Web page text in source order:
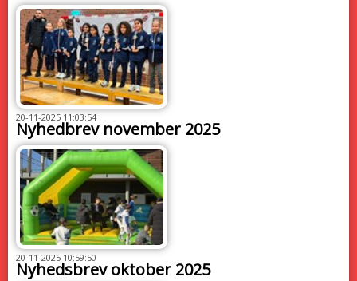
20-11-2025 11:03:54
Nyhedbrev november 2025
20-11-2025 10:59:50
Nyhedsbrev oktober 2025